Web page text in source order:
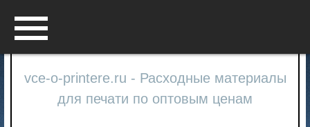
vce-o-printere.ru - Расходные материалы
для печати по оптовым ценам